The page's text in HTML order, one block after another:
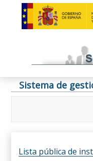
Sistema de
Lista pública de